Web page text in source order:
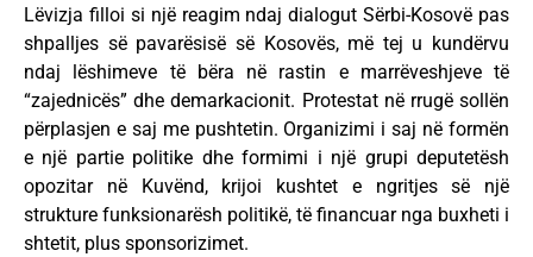
Lëvizja filloi si një reagim ndaj dialogut Sërbi-Kosovë pas
shpalljes së pavarësisë së Kosovës, më tej u kundërvu
ndaj lëshimeve të bëra në rastin e marrëveshjeve të
“zajednicës” dhe demarkacionit. Protestat në rrugë sollën
përplasjen e saj me pushtetin. Organizimi i saj në formën
e një partie politike dhe formimi i një grupi deputetësh
opozitar në Kuvënd, krijoi kushtet e ngritjes së një
strukture funksionarësh politikë, të financuar nga buxheti i
shtetit, plus sponsorizimet.